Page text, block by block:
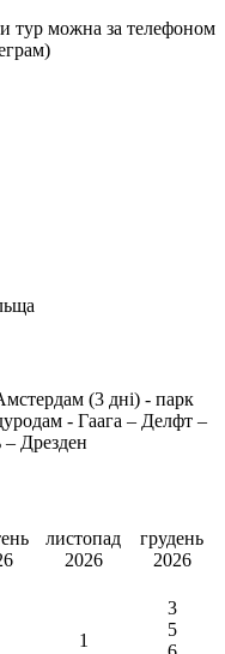
тур можна за телефоном
(3 дні) - парк
- Гаага – Делфт –
Дрезден
листопад
2026
грудень
2026
1
3
5